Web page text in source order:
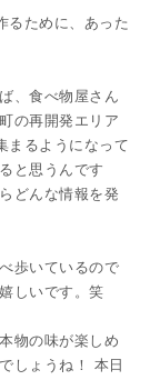
るために、あった
、食べ物屋さん
の再開発エリア
まるようになって
と思うんです
どんな情報を発
歩いているので
しいです。笑
物の味が楽しめ
しょうね！ 本日